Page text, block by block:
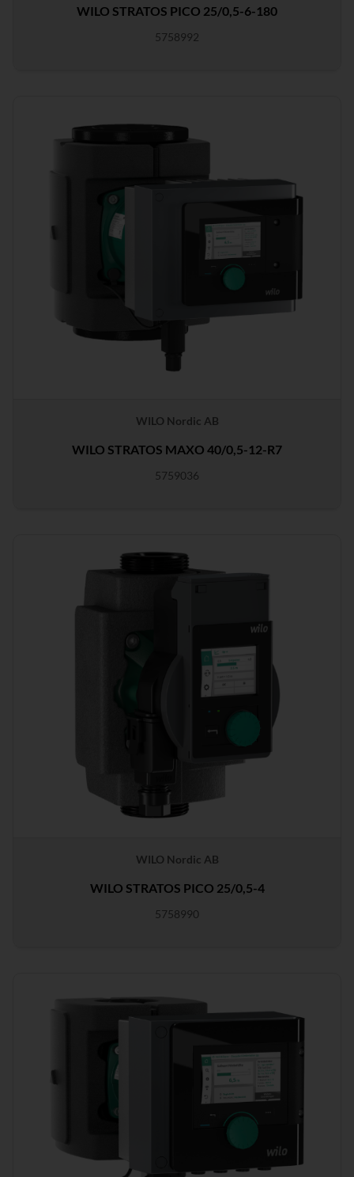
WILO STRATOS PICO 25/0,5-6-180
5758992
WILO Nordic AB
WILO STRATOS MAXO 40/0,5-12-R7
5759036
WILO Nordic AB
WILO STRATOS PICO 25/0,5-4
5758990